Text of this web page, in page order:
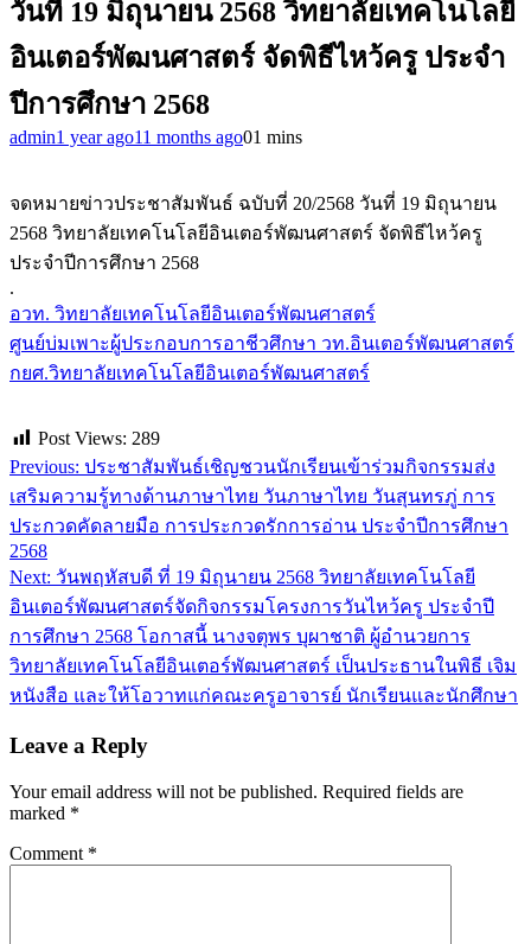
วันที่ 19 มิถุนายน 2568 วิทยาลัยเทคโนโลยี
อินเตอร์พัฒนศาสตร์ จัดพิธีไหว้ครู ประจำ
ปีการศึกษา 2568
admin1 year ago11 months ago01 mins
จดหมายข่าวประชาสัมพันธ์ ฉบับที่ 20/2568 วันที่ 19 มิถุนายน
2568 วิทยาลัยเทคโนโลยีอินเตอร์พัฒนศาสตร์ จัดพิธีไหว้ครู
ประจำปีการศึกษา 2568
.
อวท. วิทยาลัยเทคโนโลยีอินเตอร์พัฒนศาสตร์
ศูนย์บ่มเพาะผู้ประกอบการอาชีวศึกษา วท.อินเตอร์พัฒนศาสตร์
กยศ.วิทยาลัยเทคโนโลยีอินเตอร์พัฒนศาสตร์
Post Views: 289
Post
navigation
Previous: ประชาสัมพันธ์เชิญชวนนักเรียนเข้าร่วมกิจกรรมส่ง
เสริมความรู้ทางด้านภาษาไทย วันภาษาไทย วันสุนทรภู่ การ
ประกวดคัดลายมือ การประกวดรักการอ่าน ประจำปีการศึกษา
2568
Next: วันพฤหัสบดี ที่ 19 มิถุนายน 2568 วิทยาลัยเทคโนโลยี
อินเตอร์พัฒนศาสตร์จัดกิจกรรมโครงการวันไหว้ครู ประจำปี
การศึกษา 2568 โอกาสนี้ นางจตุพร บุผาชาติ ผู้อำนวยการ
วิทยาลัยเทคโนโลยีอินเตอร์พัฒนศาสตร์ เป็นประธานในพิธี เจิม
หนังสือ และให้โอวาทแก่คณะครูอาจารย์ นักเรียนและนักศึกษา
Leave a Reply
Your email address will not be published. Required fields are
marked *
Comment *